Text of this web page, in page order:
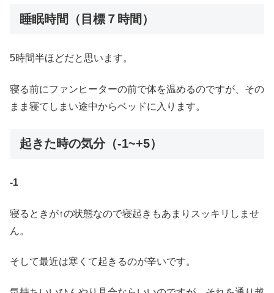
睡眠時間（目標７時間）
5時間半ほどだと思います。
寝る前にファンヒーターの前で体を温めるのですが、その
まま寝てしまい途中からベッドに入ります。
起きた時の気分（-1~+5）
-1
寝るときが↑の状態なので寝起きもあまりスッキリしませ
ん。
そして最近は寒くて起きるのが辛いです。